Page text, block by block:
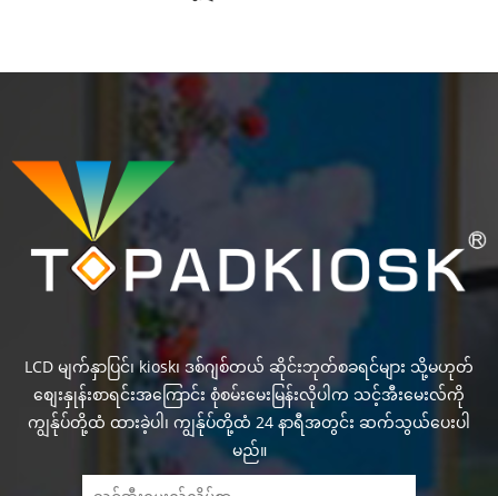
LCD မျက်နှာပြင်၊ kiosk၊ ဒစ်ဂျစ်တယ် ဆိုင်းဘုတ်စခရင်များ သို့မဟုတ်
စျေးနှုန်းစာရင်းအကြောင်း စုံစမ်းမေးမြန်းလိုပါက သင့်အီးမေးလ်ကို
ကျွန်ုပ်တို့ထံ ထားခဲ့ပါ၊ ကျွန်ုပ်တို့ထံ 24 နာရီအတွင်း ဆက်သွယ်ပေးပါ
မည်။